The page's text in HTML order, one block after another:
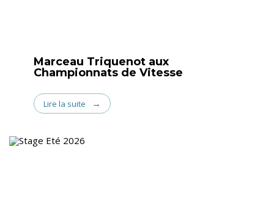
Marceau Triquenot aux
Championnats de Vitesse
Lire la suite